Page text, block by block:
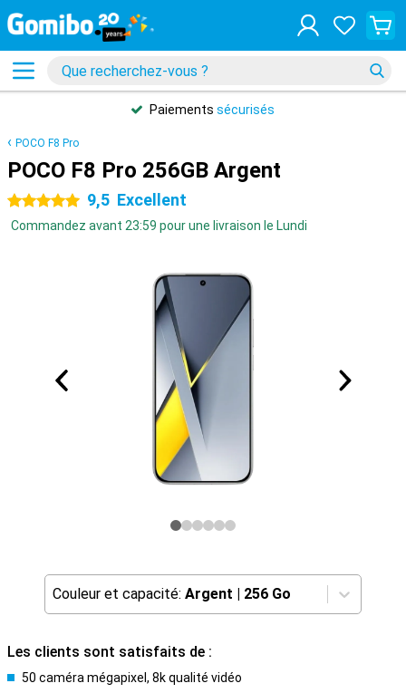
Paiements sécurisés
POCO F8 Pro
POCO F8 Pro 256GB Argent
5 étoiles 9,5 Excellent
Commandez avant 23:59 pour une livraison le Lundi
Couleur et capacité: Argent | 256 Go
Les clients sont satisfaits de :
50 caméra mégapixel, 8k qualité vidéo